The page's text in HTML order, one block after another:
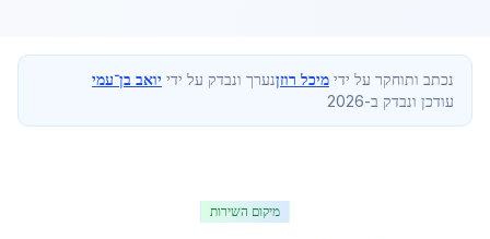
נכתב ותוחקר על ידי מיכל רוזןנערך ונבדק על ידי יואב בן־עמי
עודכן ונבדק ב-2026
מיקום השירות